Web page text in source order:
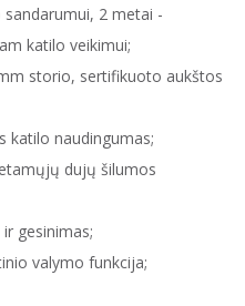
2 metai -
katilo veikimui;
storio, sertifikuoto aukštos
katilo naudingumas;
dujų šilumos
gesinimas;
valymo funkcija;